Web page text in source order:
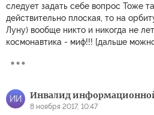
следует задать себе вопрос Тоже
действительно плоская, то на
Луну) вообще никто и никогда не
космонавтика - миф!!! [дальше
ИИ Инвалид
8 ноября 2017, 10:47